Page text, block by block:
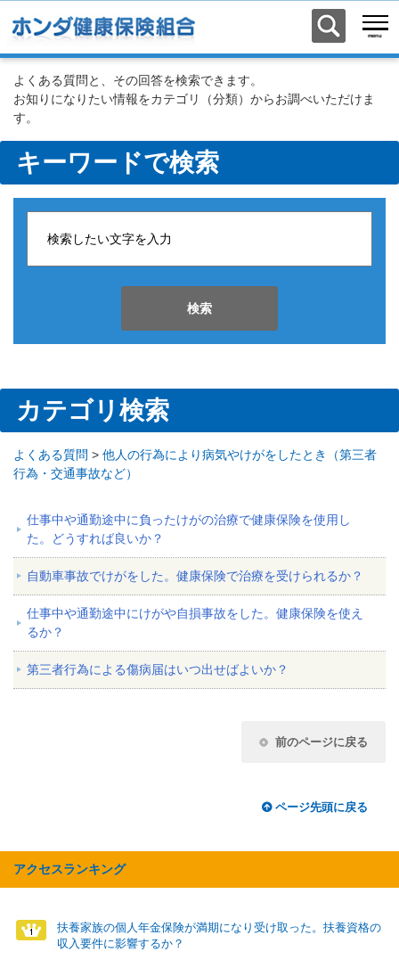
よくある質問と、その回答を検索できます。
お知りになりたい情報をカテゴリ（分類）からお調べいただけま
す。
キーワードで検索
検索
カテゴリ検索
よくある質問 > 他人の行為により病気やけがをしたとき（第三者
行為・交通事故など）
仕事中や通勤途中に負ったけがの治療で健康保険を使用し
た。どうすれば良いか？
自動車事故でけがをした。健康保険で治療を受けられるか？
仕事中や通勤途中にけがや自損事故をした。健康保険を使え
るか？
第三者行為による傷病届はいつ出せばよいか？
前のページに戻る
ページ先頭に戻る
アクセスランキング
扶養家族の個人年金保険が満期になり受け取った。扶養資格の
収入要件に影響するか？